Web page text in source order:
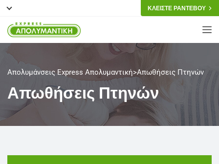
ΚΛΕΙΣΤΕ ΡΑΝΤΕΒΟΥ
Απολυμάνσεις Express Απολυμαντική>Απωθήσεις Πτηνών
Απωθήσεις Πτηνών